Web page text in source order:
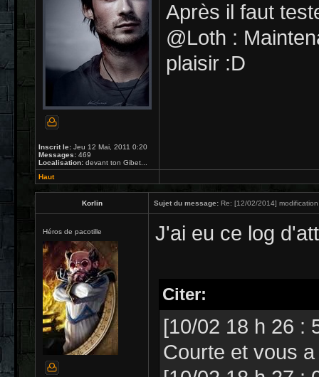
Inscrit le: Jeu 12 Mai, 2011 0:20
Messages: 469
Localisation: devant ton Gibet...
Après il faut
@Loth :
plaisir :D
Haut
Korlin Sujet du message: Re: [12/02/2014] modification
Héros de pacotille J'ai eu ce log
Citer:
[10/02 18 h 26 :
Courte et vous